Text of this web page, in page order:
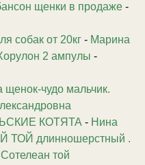
щенки в продаже -
собак от 20кг - Марина
2 ампулы -
щенок-чудо мальчик.
КОТЯТА - Нина
ТОЙ длинношерстный .
той